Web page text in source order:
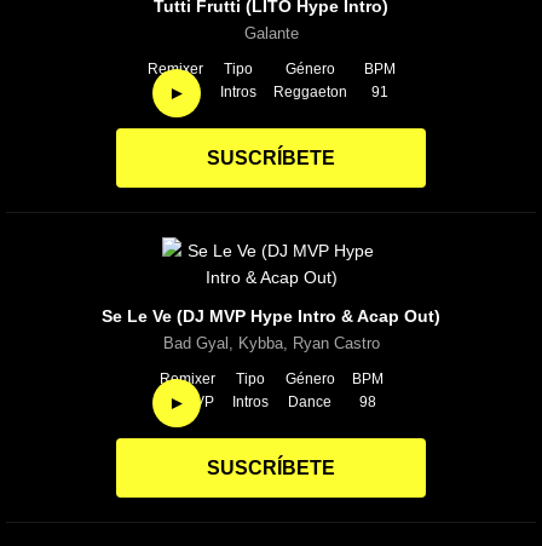
►
Tutti Frutti (LITO Hype Intro)
Galante
Remixer
Lito
Tipo
Intros
Género
Reggaeton
BPM
91
SUSCRÍBETE
►
Se Le Ve (DJ MVP Hype Intro & Acap Out)
Bad Gyal, Kybba, Ryan Castro
Remixer
DJ MVP
Tipo
Intros
Género
Dance
BPM
98
SUSCRÍBETE